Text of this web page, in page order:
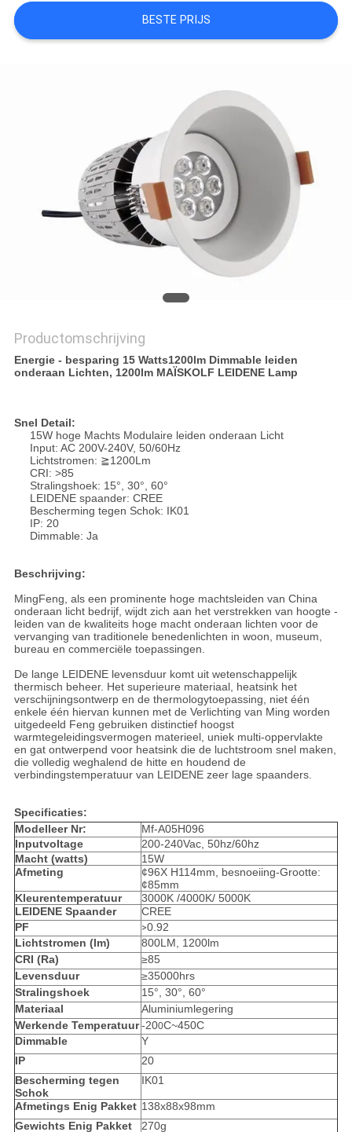
PRIVACY
POLICY
BESTE PRIJS
Productomschrijving
Energie - besparing 15 Watts1200lm Dimmable leiden
onderaan Lichten, 1200lm MAÏSKOLF LEIDENE Lamp
Snel Detail:
15W hoge Machts Modulaire leiden onderaan Licht
Input: AC 200V-240V, 50/60Hz
Lichtstromen: ≧1200Lm
CRI: >85
Stralingshoek: 15°, 30°, 60°
LEIDENE spaander: CREE
Bescherming tegen Schok: IK01
IP: 20
Dimmable: Ja
Beschrijving:
MingFeng, als een prominente hoge machtsleiden van China
onderaan licht bedrijf, wijdt zich aan het verstrekken van hoogte -
leiden van de kwaliteits hoge macht onderaan lichten voor de
vervanging van traditionele benedenlichten in woon, museum,
bureau en commerciële toepassingen.
De lange LEIDENE levensduur komt uit wetenschappelijk
thermisch beheer. Het superieure materiaal, heatsink het
verschijningsontwerp en de thermologytoepassing, niet één
enkele één hiervan kunnen met de Verlichting van Ming worden
uitgedeeld Feng gebruiken distinctief hoogst
warmtegeleidingsvermogen materieel, uniek multi-oppervlakte
en gat ontwerpend voor heatsink die de luchtstroom snel maken,
die volledig weghalend de hitte en houdend de
verbindingstemperatuur van LEIDENE zeer lage spaanders.
Specificaties:
Modelleer Nr:
Mf-A05H096
Inputvoltage
200-240Vac, 50hz/60hz
Macht (watts)
15W
Afmeting
¢96X H114mm, besnoeiing-Grootte:
¢85mm
Kleurentemperatuur
3000K /4000K/ 5000K
LEIDENE Spaander
CREE
PF
>0.92
Lichtstromen (lm)
800LM, 1200lm
CRI (Ra)
≥85
Levensduur
≥35000hrs
Stralingshoek
15°, 30°, 60°
Materiaal
Aluminiumlegering
Werkende Temperatuur-200C~450C
Dimmable
Y
IP
20
Bescherming tegen
Schok
IK01
Afmetings Enig Pakket 138x88x98mm
Gewichts Enig Pakket
270g